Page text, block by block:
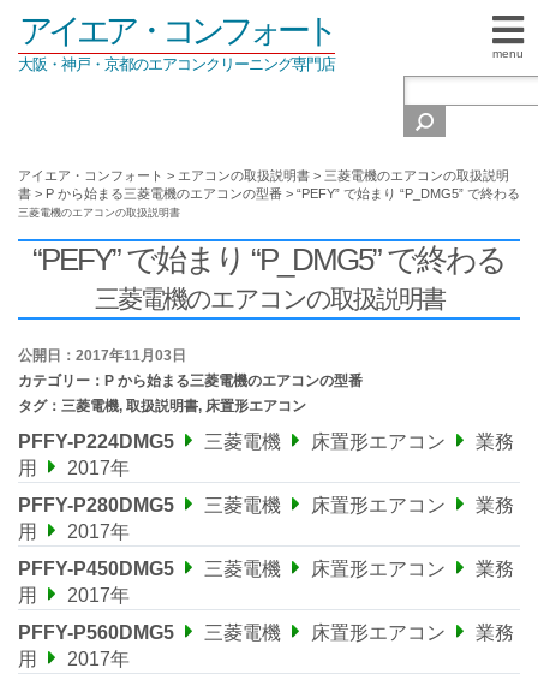
menu
アイエア・コンフォート
大阪・神戸・京都のエアコンクリーニング専門店
アイエア・コンフォート > エアコンの取扱説明書 > 三菱電機のエアコンの取扱説明
書 > P から始まる三菱電機のエアコンの型番 > “PEFY” で始まり “P_DMG5” で終わる
三菱電機のエアコンの取扱説明書
“PEFY” で始まり “P_DMG5” で終わる
三菱電機のエアコンの取扱説明書
公開日：2017年11月03日
カテゴリー： P から始まる三菱電機のエアコンの型番
タグ： 三菱電機, 取扱説明書, 床置形エアコン
PFFY-P224DMG5 三菱電機 床置形エアコン
業務
用
2017年
PFFY-P280DMG5
三菱電機 床置形エアコン
業務
用
2017年
PFFY-P450DMG5
三菱電機 床置形エアコン
業務
用
2017年
PFFY-P560DMG5
三菱電機 床置形エアコン
業務
用
2017年